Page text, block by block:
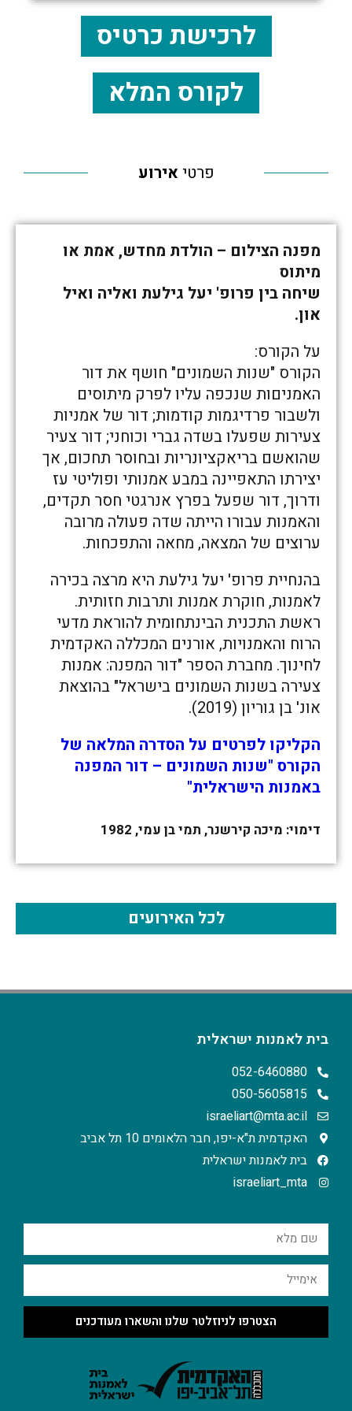
לרכישת כרטיס
לקורס המלא
פרטי אירוע
מפנה הצילום – הולדת מחדש, אמת או
מיתוס
שיחה בין פרופ' יעל גילעת ואליה ואיל
און.
על הקורס:
הקורס "שנות השמונים" חושף את דור
האמניםות שנכפה עליו לפרק מיתוסים
ולשבור פרדיגמות קודמות; דור של אמניות
צעירות שפעלו בשדה גברי וכוחני; דור צעיר
שהואשם בריאקציונריות ובחוסר תחכום, אך
יצירתו התאפיינה במבע אמנותי ופוליטי עז
ודרוך, דור שפעל בפרץ אנרגטי חסר תקדים,
והאמנות עבורו הייתה שדה פעולה מרובה
ערוצים של המצאה, מחאה והתפכחות.
בהנחיית פרופ' יעל גילעת היא מרצה בכירה
לאמנות, חוקרת אמנות ותרבות חזותית.
ראשת התכנית הבינתחומית להוראת מדעי
הרוח והאמנויות, אורנים המכללה האקדמית
לחינוך. מחברת הספר "דור המפנה: אמנות
צעירה בשנות השמונים בישראל" בהוצאת
אונ' בן גוריון (2019).
הקליקו לפרטים על הסדרה המלאה של
הקורס "שנות השמונים – דור המפנה
באמנות הישראלית"
דימוי: מיכה קירשנר, תמי בן עמי, 1982
לכל האירועים
בית לאמנות ישראלית
052-6460880
050-5605815
israeliart@mta.ac.il
האקדמית ת"א-יפו, חבר הלאומים 10 תל אביב
בית לאמנות ישראלית
israeliart_mta
הצטרפו לניוזלטר שלנו והשארו מעודכנים